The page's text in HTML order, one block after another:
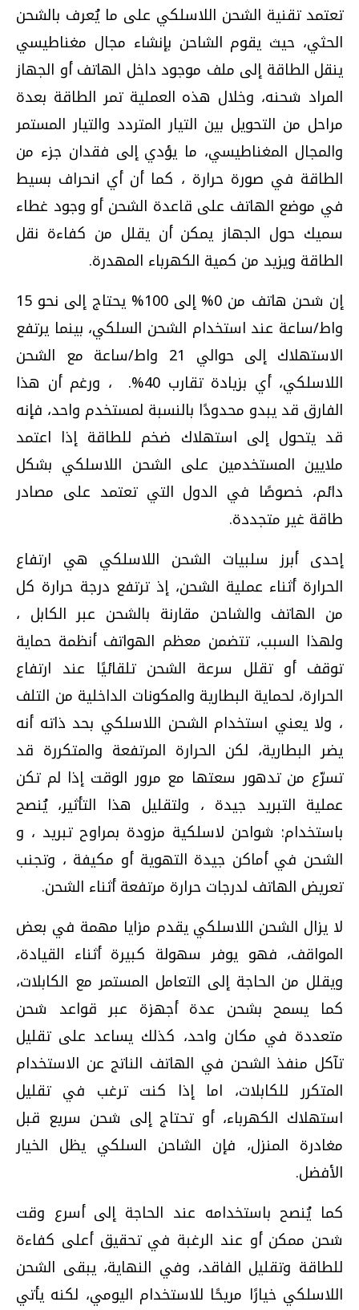
تعتمد تقنية الشحن اللاسلكي على ما يُعرف بالشحن
الحثي، حيث يقوم الشاحن بإنشاء مجال مغناطيسي
ينقل الطاقة إلى ملف موجود داخل الهاتف أو الجهاز
المراد شحنه، وخلال هذه العملية تمر الطاقة بعدة
مراحل من التحويل بين التيار المتردد والتيار المستمر
والمجال المغناطيسي، ما يؤدي إلى فقدان جزء من
الطاقة في صورة حرارة ، كما أن أي انحراف بسيط
في موضع الهاتف على قاعدة الشحن أو وجود غطاء
سميك حول الجهاز يمكن أن يقلل من كفاءة نقل
الطاقة ويزيد من كمية الكهرباء المهدرة.
إن شحن هاتف من 0% إلى 100% يحتاج إلى نحو 15
واط/ساعة عند استخدام الشحن السلكي، بينما يرتفع
الاستهلاك إلى حوالي 21 واط/ساعة مع الشحن
اللاسلكي، أي بزيادة تقارب 40%. ، ورغم أن هذا
الفارق قد يبدو محدودًا بالنسبة لمستخدم واحد، فإنه
قد يتحول إلى استهلاك ضخم للطاقة إذا اعتمد
ملايين المستخدمين على الشحن اللاسلكي بشكل
دائم، خصوصًا في الدول التي تعتمد على مصادر
طاقة غير متجددة.
إحدى أبرز سلبيات الشحن اللاسلكي هي ارتفاع
الحرارة أثناء عملية الشحن، إذ ترتفع درجة حرارة كل
من الهاتف والشاحن مقارنة بالشحن عبر الكابل ،
ولهذا السبب، تتضمن معظم الهواتف أنظمة حماية
توقف أو تقلل سرعة الشحن تلقائيًا عند ارتفاع
الحرارة، لحماية البطارية والمكونات الداخلية من التلف
، ولا يعني استخدام الشحن اللاسلكي بحد ذاته أنه
يضر البطارية، لكن الحرارة المرتفعة والمتكررة قد
تسرّع من تدهور سعتها مع مرور الوقت إذا لم تكن
عملية التبريد جيدة ، ولتقليل هذا التأثير، يُنصح
باستخدام: شواحن لاسلكية مزودة بمراوح تبريد ، و
الشحن في أماكن جيدة التهوية أو مكيفة ، وتجنب
تعريض الهاتف لدرجات حرارة مرتفعة أثناء الشحن.
لا يزال الشحن اللاسلكي يقدم مزايا مهمة في بعض
المواقف، فهو يوفر سهولة كبيرة أثناء القيادة،
ويقلل من الحاجة إلى التعامل المستمر مع الكابلات،
كما يسمح بشحن عدة أجهزة عبر قواعد شحن
متعددة في مكان واحد، كذلك يساعد على تقليل
تآكل منفذ الشحن في الهاتف الناتج عن الاستخدام
المتكرر للكابلات، اما إذا كنت ترغب في تقليل
استهلاك الكهرباء، أو تحتاج إلى شحن سريع قبل
مغادرة المنزل، فإن الشاحن السلكي يظل الخيار
الأفضل.
كما يُنصح باستخدامه عند الحاجة إلى أسرع وقت
شحن ممكن أو عند الرغبة في تحقيق أعلى كفاءة
للطاقة وتقليل الفاقد، وفي النهاية، يبقى الشحن
اللاسلكي خيارًا مريحًا للاستخدام اليومي، لكنه يأتي